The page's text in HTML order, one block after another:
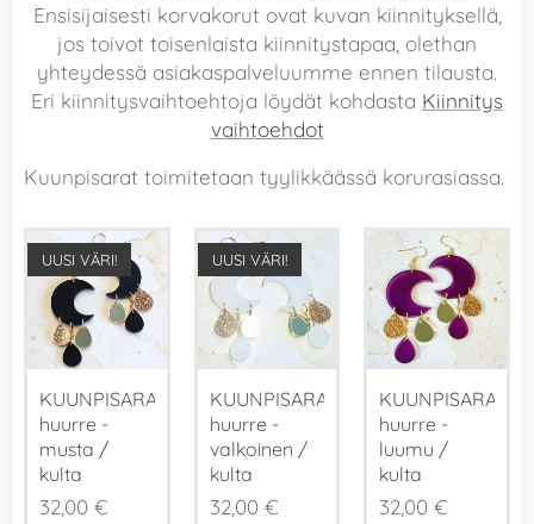
Ensisijaisesti korvakorut ovat kuvan kiinnityksellä,
jos toivot toisenlaista kiinnitystapaa, olethan
yhteydessä asiakaspalveluumme ennen tilausta.
Eri kiinnitysvaihtoehtoja löydät kohdasta Kiinnitys
vaihtoehdot
Kuunpisarat toimitetaan tyylikkäässä korurasiassa.
KUUNPISARAT,
huurre -
musta /
kulta
UUSI VÄRI!
32,00 €
KUUNPISARAT,
huurre -
valkoinen /
kulta
UUSI VÄRI!
32,00 €
KUUNPISARAT,
huurre -
luumu /
kulta
32,00 €